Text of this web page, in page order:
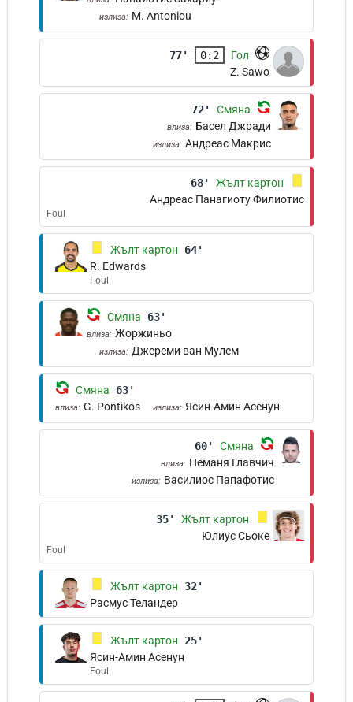
излиза: M. Antoniou
77' 0:2
Гол
Z. Sawo
72' Смяна
влиза: Басел Джради
излиза: Андреас Макрис
68'
Жълт картон
Андреас Панагиоту Филиотис
Foul
Жълт картон
64'
R. Edwards
Foul
Смяна 63'
влиза: Жоржиньо
излиза: Джереми ван Мулем
Смяна 63'
влиза: G. Pontikos излиза: Ясин-Амин Асенун
60' Смяна
влиза: Неманя Главчич
излиза: Василиос Папафотис
35'
Жълт картон
Юлиус Сьоке
Foul
Жълт картон 32'
Расмус Теландер
Жълт картон
25'
Ясин-Амин Асенун
Foul